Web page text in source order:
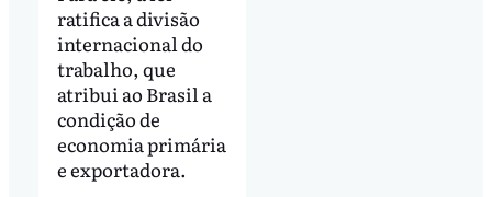
ratifica a divisão
internacional do
trabalho, que
atribui ao Brasil a
condição de
economia primária
e exportadora.